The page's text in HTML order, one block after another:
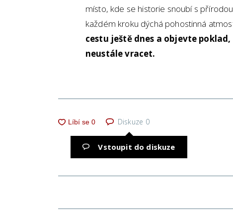
místo, kde se historie snoubí s
každém kroku dýchá pohostinná
cestu ještě dnes a objevte
neustále vracet.
Diskuze 0
Vstoupit do diskuze